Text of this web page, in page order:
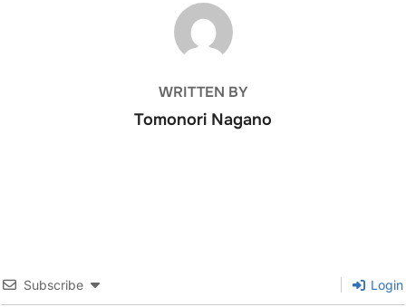
POST AUTHOR
WRITTEN BY
Tomonori Nagano
Subscribe Login